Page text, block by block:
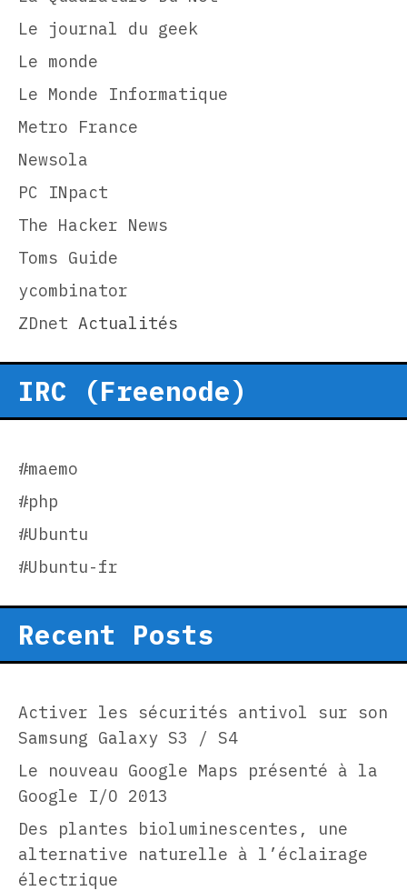
Le journal du geek
Le monde
Le Monde Informatique
Metro France
Newsola
PC INpact
The Hacker News
Toms Guide
ycombinator
ZDnet Actualités
IRC (Freenode)
#maemo
#php
#Ubuntu
#Ubuntu-fr
Recent Posts
Activer les sécurités antivol sur son
Samsung Galaxy S3 / S4
Le nouveau Google Maps présenté à la
Google I/O 2013
Des plantes bioluminescentes, une
alternative naturelle à l’éclairage
électrique